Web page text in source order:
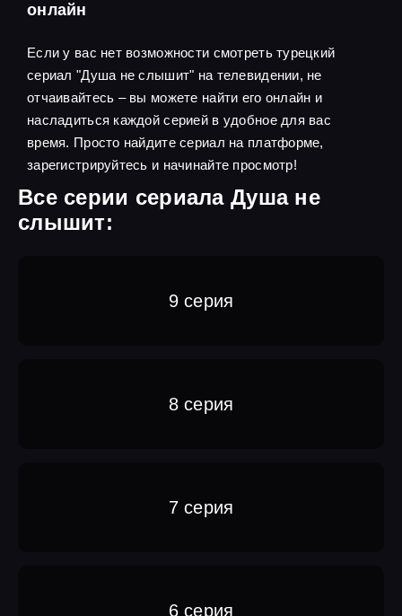
онлайн
Если у вас нет возможности смотреть турецкий
сериал "Душа не слышит" на телевидении, не
отчаивайтесь – вы можете найти его онлайн и
насладиться каждой серией в удобное для вас
время. Просто найдите сериал на платформе,
зарегистрируйтесь и начинайте просмотр!
Все серии сериала Душа не
слышит:
9 серия
8 серия
7 серия
6 серия